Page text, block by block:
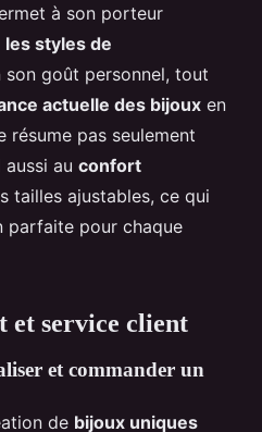
à son porteur
les styles de
son goût personnel, tout
actuelle des bijoux en
résume pas seulement
au confort
tailles ajustables, ce qui
parfaite pour chaque
et service client
et commander un
de bijoux uniques